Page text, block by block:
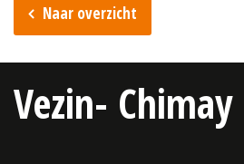
Naar overzicht
Vezin- Chimay